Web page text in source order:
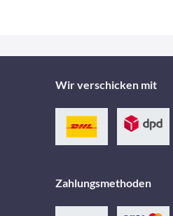
Wir verschicken mit
Zahlungsmethoden